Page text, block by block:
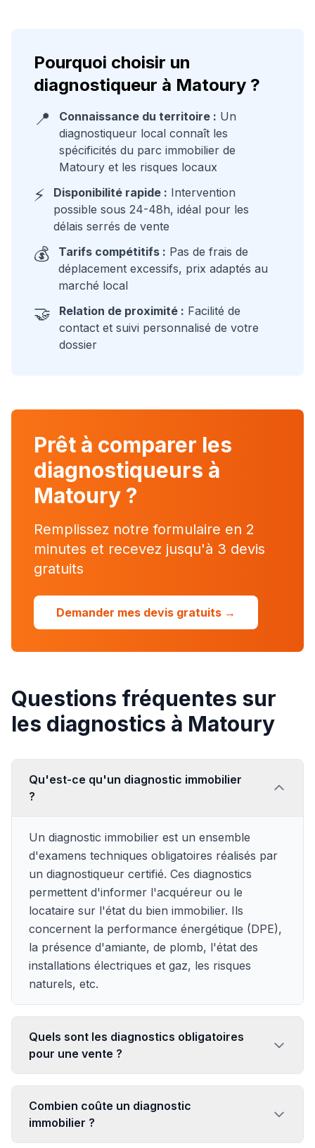
Pourquoi choisir un
diagnostiqueur à Matoury ?
📍
Connaissance du territoire : Un
diagnostiqueur local connaît les
spécificités du parc immobilier de
Matoury et les risques locaux
⚡ Disponibilité rapide : Intervention
possible sous 24-48h, idéal pour les
délais serrés de vente
💰 Tarifs compétitifs : Pas de frais de
déplacement excessifs, prix adaptés au
marché local
🤝 Relation de proximité : Facilité de
contact et suivi personnalisé de votre
dossier
Prêt à comparer les
diagnostiqueurs à
Matoury ?
Remplissez notre formulaire en 2
minutes et recevez jusqu'à 3 devis
gratuits
Demander mes devis gratuits →
Questions fréquentes sur
les diagnostics à Matoury
Qu'est-ce qu'un diagnostic immobilier
?
Un diagnostic immobilier est un ensemble
d'examens techniques obligatoires réalisés par
un diagnostiqueur certifié. Ces diagnostics
permettent d'informer l'acquéreur ou le
locataire sur l'état du bien immobilier. Ils
concernent la performance énergétique (DPE),
la présence d'amiante, de plomb, l'état des
installations électriques et gaz, les risques
naturels, etc.
Quels sont les diagnostics obligatoires
pour une vente ?
Combien coûte un diagnostic
immobilier ?